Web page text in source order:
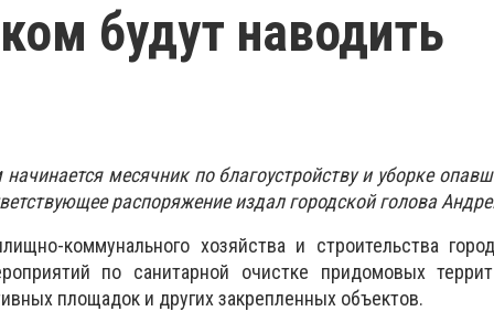
будут наводить
месячник по благоустройству и уборке
распоряжение издал городской голова
коммунального хозяйства и строительства
по санитарной очистке придомовых
площадок и других закрепленных объектов.